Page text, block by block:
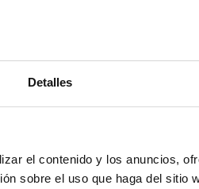
Detalles
el contenido y los anuncios,
sobre el uso que haga del sitio
importante que
presencia de marcapasos,
médico, existe una mínima